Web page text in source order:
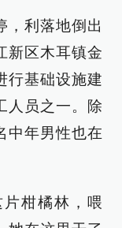
，利落地倒出
新区木耳镇金
行基础设施建
人员之一。除
中年男性也在
柑橘林，喂